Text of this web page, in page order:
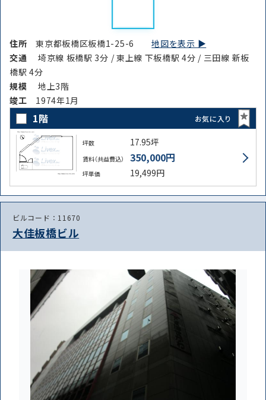
住所東京都板橋区板橋1-25-6地図を表示 ▶︎
交通
埼京線 板橋駅 3分 / 東上線 下板橋駅 4分 / 三田線 新板
橋駅 4分
規模
地上3階
竣⼯ 1974年1月
1階 お気に入り
坪数 17.95坪
賃料（共益費込） 350,000円
坪単価 19,499円
ビルコード：11670
大佳板橋ビル